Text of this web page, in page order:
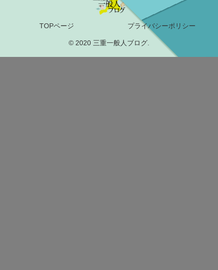
TOPページ プライバシーポリシー
© 2020 三重一般人ブログ.